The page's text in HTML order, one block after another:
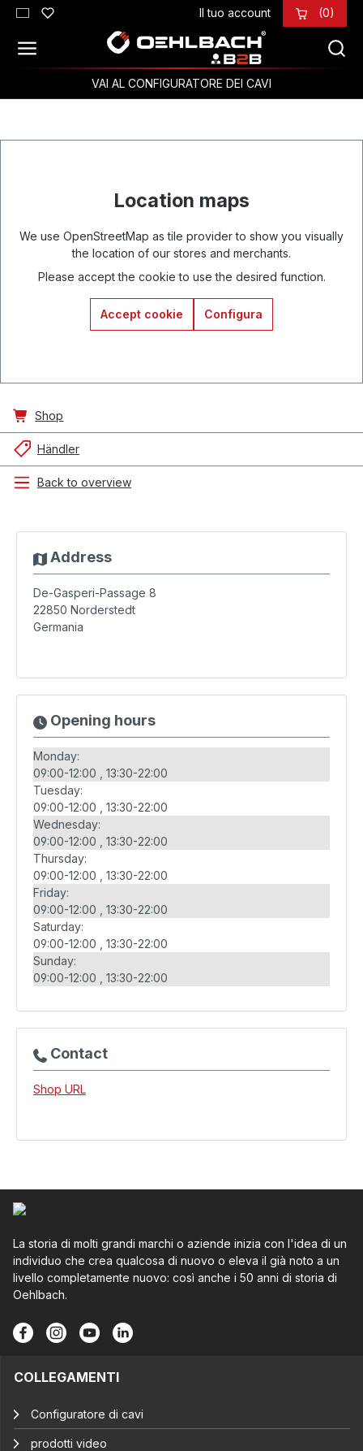
Passa al contenuto principale Il tuo account (0)
VAI AL CONFIGURATORE DEI CAVI
Location maps
We use OpenStreetMap as tile provider to show you visually
the location of our stores and merchants.
Please accept the cookie to use the desired function.
Accept cookie Configura
Shop
Händler
Back to overview
Address
De-Gasperi-Passage 8
22850 Norderstedt
Germania
Opening hours
Monday:
09:00-12:00
13:30-22:00
Tuesday:
09:00-12:00
13:30-22:00
Wednesday:
09:00-12:00
13:30-22:00
Thursday:
09:00-12:00
13:30-22:00
Friday:
09:00-12:00
13:30-22:00
Saturday:
09:00-12:00
13:30-22:00
Sunday:
09:00-12:00
13:30-22:00
Contact
Shop URL
La storia di molti grandi marchi o aziende inizia con l'idea di un
individuo che crea qualcosa di nuovo o eleva il già noto a un
livello completamente nuovo: così anche i 50 anni di storia di
Oehlbach.
COLLEGAMENTI
Configuratore di cavi
prodotti video